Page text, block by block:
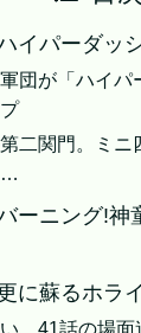
イパーダッ
団が「ハイ
二関門。ミニ
ーニング!神
に蘇るホラ
、41話の場